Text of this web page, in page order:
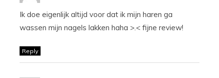
Ik doe eigenlijk altijd voor dat ik mijn haren ga
wassen mijn nagels lakken haha >.< fijne review!
Reply